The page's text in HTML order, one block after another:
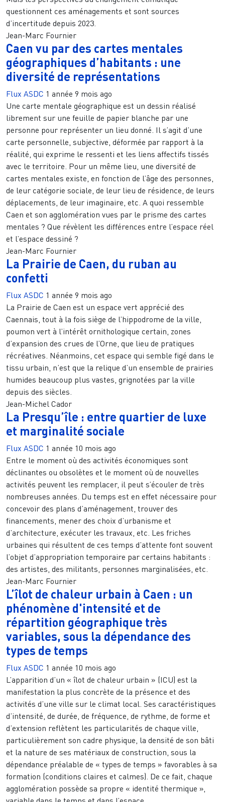
questionnent ces aménagements et sont sources
d’incertitude depuis 2023.
Jean-Marc Fournier
Caen vu par des cartes mentales
géographiques d’habitants : une
diversité de représentations
Flux ASDC 1 année 9 mois ago
Une carte mentale géographique est un dessin réalisé
librement sur une feuille de papier blanche par une
personne pour représenter un lieu donné. Il s’agit d’une
carte personnelle, subjective, déformée par rapport à la
réalité, qui exprime le ressenti et les liens affectifs tissés
avec le territoire. Pour un même lieu, une diversité de
cartes mentales existe, en fonction de l’âge des personnes,
de leur catégorie sociale, de leur lieu de résidence, de leurs
déplacements, de leur imaginaire, etc. A quoi ressemble
Caen et son agglomération vues par le prisme des cartes
mentales ? Que révèlent les différences entre l’espace réel
et l’espace dessiné ?
Jean-Marc Fournier
La Prairie de Caen, du ruban au
confetti
Flux ASDC 1 année 9 mois ago
La Prairie de Caen est un espace vert apprécié des
Caennais, tout à la fois siège de l’hippodrome de la ville,
poumon vert à l’intérêt ornithologique certain, zones
d’expansion des crues de l’Orne, que lieu de pratiques
récréatives. Néanmoins, cet espace qui semble figé dans le
tissu urbain, n’est que la relique d’un ensemble de prairies
humides beaucoup plus vastes, grignotées par la ville
depuis des siècles.
Jean-Michel Cador
La Presqu’île : entre quartier de luxe
et marginalité sociale
Flux ASDC 1 année 10 mois ago
Entre le moment où des activités économiques sont
déclinantes ou obsolètes et le moment où de nouvelles
activités peuvent les remplacer, il peut s’écouler de très
nombreuses années. Du temps est en effet nécessaire pour
concevoir des plans d’aménagement, trouver des
financements, mener des choix d’urbanisme et
d’architecture, exécuter les travaux, etc. Les friches
urbaines qui résultent de ces temps d’attente font souvent
l’objet d’appropriation temporaire par certains habitants :
des artistes, des militants, personnes marginalisées, etc.
Jean-Marc Fournier
L’îlot de chaleur urbain à Caen : un
phénomène d'intensité et de
répartition géographique très
variables, sous la dépendance des
types de temps
Flux ASDC 1 année 10 mois ago
L’apparition d’un « îlot de chaleur urbain » (ICU) est la
manifestation la plus concrète de la présence et des
activités d’une ville sur le climat local. Ses caractéristiques
d’intensité, de durée, de fréquence, de rythme, de forme et
d’extension reflètent les particularités de chaque ville,
particulièrement son cadre physique, la densité de son bâti
et la nature de ses matériaux de construction, sous la
dépendance préalable de « types de temps » favorables à sa
formation (conditions claires et calmes). De ce fait, chaque
agglomération possède sa propre « identité thermique »,